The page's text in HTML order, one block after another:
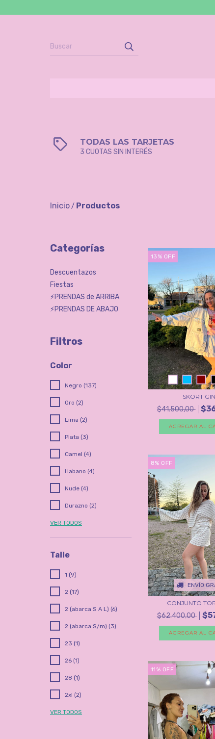
TODAS LAS TARJETAS
3 CUOTAS SIN INTERÉS
Inicio/ Productos
Categorías
Descuentazos
Fiestas
⚡️PRENDAS de ARRIBA
⚡️PRENDAS DE ABAJO
Filtros
Color
Negro (137)
Oro (2)
Lima (2)
Plata (3)
Camel (4)
Habano (4)
Nude (4)
Durazno (2)
VER TODOS
Talle
1 (9)
2 (17)
2 (abarca S A L) (6)
2 (abarca S/m) (3)
23 (1)
26 (1)
28 (1)
2xl (2)
VER TODOS
13 % OFF
SKORT
$41.500,00
AGREGAR AL
8% OFF
ENVÍO
CONJUNTO
$62.400,00
AGREGAR AL
11 % OFF